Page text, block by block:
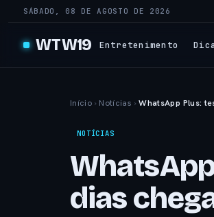
SÁBADO, 08 DE AGOSTO DE 2026
WTW19 Entretenimento
Início › Notícias › WhatsApp Plus:
NOTÍCIAS
dias